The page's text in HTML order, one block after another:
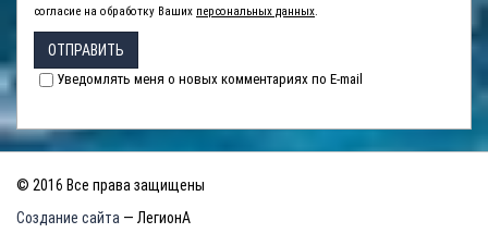
согласие на обработку Ваших персональных данных.
ОТПРАВИТЬ
Уведомлять меня о новых комментариях по E-mail
© 2016 Все права защищены
Создание сайта — ЛегионА